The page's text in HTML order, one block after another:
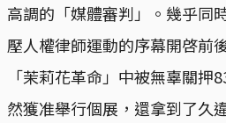
高調的「媒體審判」。幾乎同
壓人權律師運動的序幕開啓前
「茉莉花革命」中被無辜關押
然獲准舉行個展，還拿到了久